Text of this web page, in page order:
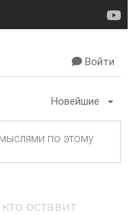
Войти
Новейшие
оставит